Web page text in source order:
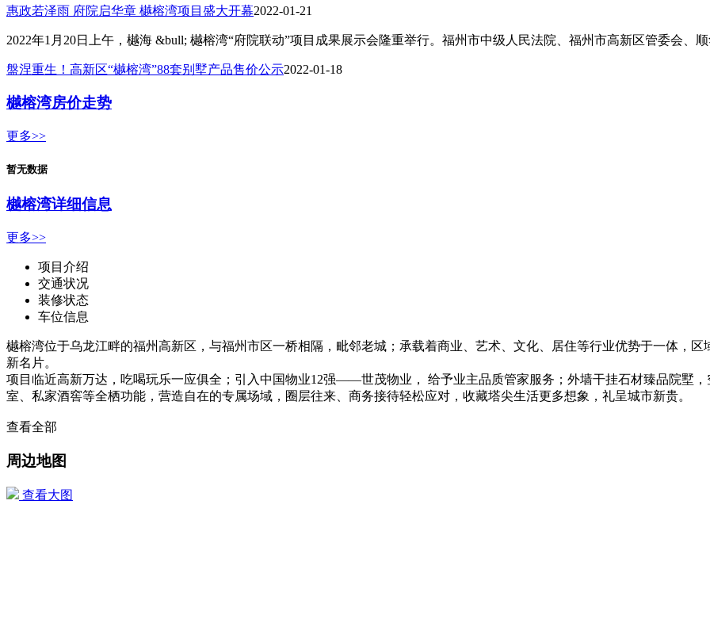
惠政若泽雨 府院启华章 樾榕湾项目盛大开幕2022-01-21
2022年1月20日上午，樾海 &bull; 樾榕湾“府院联动”项目成果展示会隆重举行。福州市中级人民法院、福州市高新区管委会、
盤涅重生！高新区“樾榕湾”88套别墅产品售价公示2022-01-18
樾榕湾房价走势
更多>>
暂无数据
樾榕湾详细信息
更多>>
项目介绍
交通状况
装修状态
车位信息
樾榕湾位于乌龙江畔的福州高新区，与福州市区一桥相隔，毗邻老城；承载着商业、艺术、文化、居住等行业优势于一体，
新名片。
项目临近高新万达，吃喝玩乐一应俱全；引入中国物业12强——世茂物业， 给予业主品质管家服务；外墙干挂石材臻品院墅
室、私家酒窖等全栖功能，营造自在的专属场域，圈层往来、商务接待轻松应对，收藏塔尖生活更多想象，礼呈城市新贵。
查看全部
周边地图
查看大图